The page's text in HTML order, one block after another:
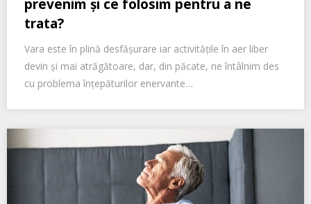
prevenim și ce folosim pentru a ne
trata?
Vara este în plină desfășurare iar activitățile în aer liber
devin și mai atrăgătoare, dar, din păcate, ne întâlnim des
cu problema înțepăturilor enervante…